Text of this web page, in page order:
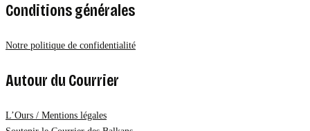
Conditions générales
Notre politique de confidentialité
Autour du Courrier
L’Ours / Mentions légales